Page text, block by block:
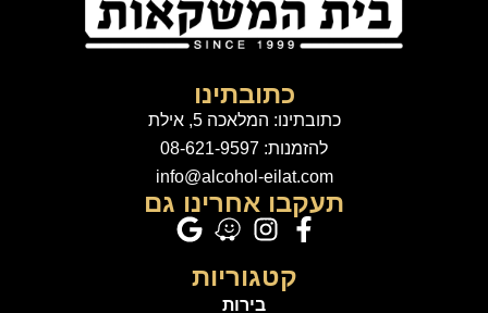
כתובתינו
כתובתינו: המלאכה 5, אילת
להזמנות: 08-621-9597
info@alcohol-eilat.com
תעקבו אחרינו גם
קטגוריות
בירות